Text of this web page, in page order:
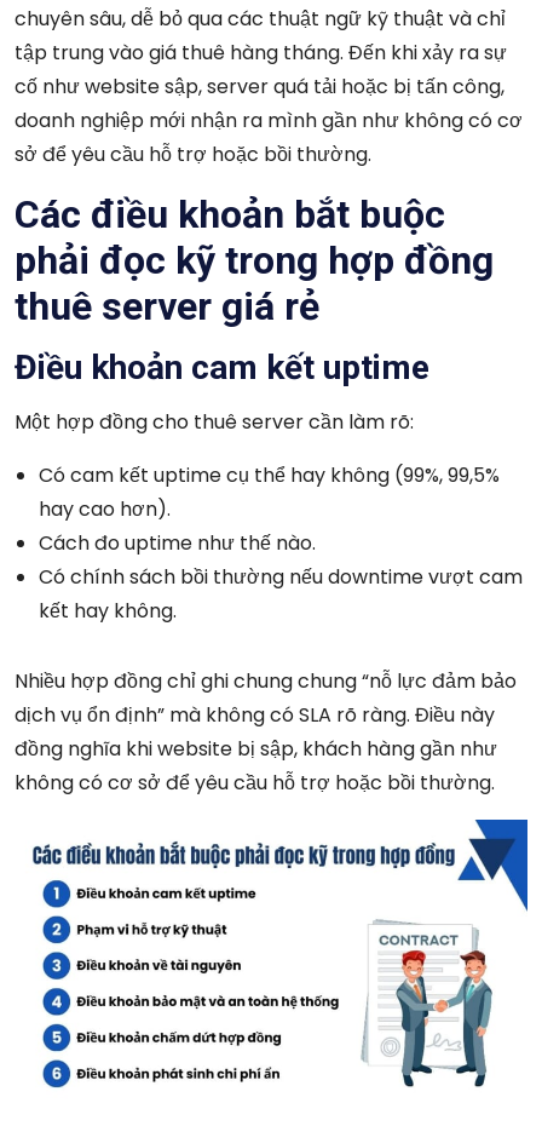
chuyên sâu, dễ bỏ qua các thuật ngữ kỹ thuật và chỉ
tập trung vào giá thuê hàng tháng. Đến khi xảy ra sự
cố như website sập, server quá tải hoặc bị tấn công,
doanh nghiệp mới nhận ra mình gần như không có cơ
sở để yêu cầu hỗ trợ hoặc bồi thường.
Các điều khoản bắt buộc
phải đọc kỹ trong hợp đồng
thuê server giá rẻ
Điều khoản cam kết uptime
Một hợp đồng cho thuê server cần làm rõ:
Có cam kết uptime cụ thể hay không (99%, 99,5%
hay cao hơn).
Cách đo uptime như thế nào.
Có chính sách bồi thường nếu downtime vượt cam
kết hay không.
Nhiều hợp đồng chỉ ghi chung chung “nỗ lực đảm bảo
dịch vụ ổn định” mà không có SLA rõ ràng. Điều này
đồng nghĩa khi website bị sập, khách hàng gần như
không có cơ sở để yêu cầu hỗ trợ hoặc bồi thường.